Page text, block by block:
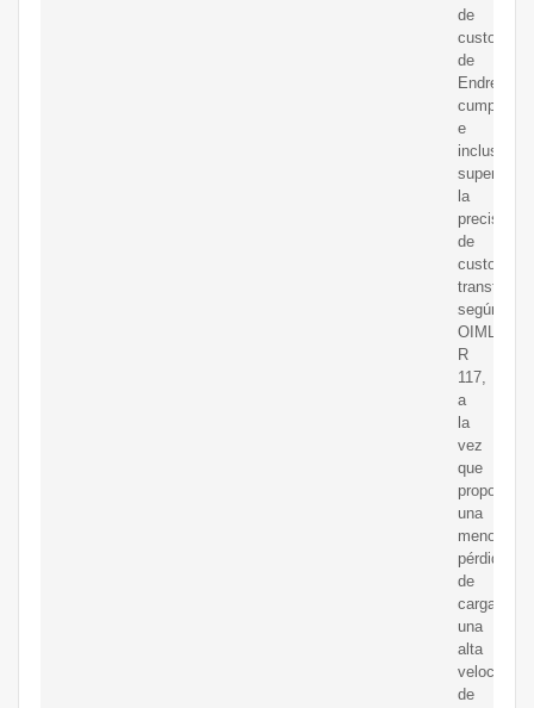
de
custodia
de
cumplen
e
incluso
superan
la
precisión
de
custody
transfer
según
OIML
R
117,
a
la
vez
que
una
menor
pérdida
de
carga,
una
alta
velocidad
de